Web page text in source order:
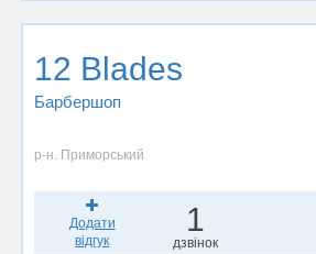
12 Blades
Барбершоп
р-н. Приморський
Додати
відгук
1
дзвінок